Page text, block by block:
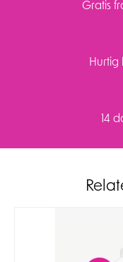
Gratis
Hurtig
14